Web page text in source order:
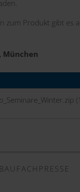
zum Produkt gibt es
München